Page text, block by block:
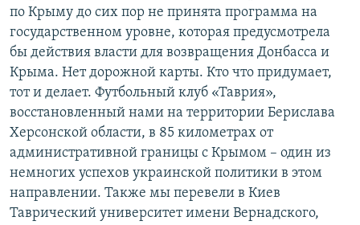
по Крыму до сих пор не принята программа на
государственном уровне, которая предусмотрела
бы действия власти для возвращения Донбасса и
Крыма. Нет дорожной карты. Кто что придумает,
тот и делает. Футбольный клуб «Таврия»,
восстановленный нами на территории Берислава
Херсонской области, в 85 километрах от
административной границы с Крымом – один из
немногих успехов украинской политики в этом
направлении. Также мы перевели в Киев
Таврический университет имени Вернадского,